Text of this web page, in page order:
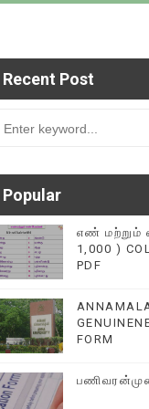
Recent Post
Popular
எண் மற்றும்
1,000 )
PDF
FORM